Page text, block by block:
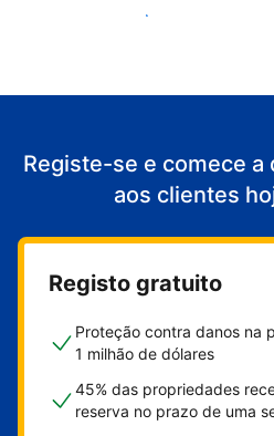
Comece a receber clientes
Registe-se e comece
aos clientes
Registo gratuito
Proteção contra danos na
1 milhão de dólares
45% das propriedades
reserva no prazo de uma